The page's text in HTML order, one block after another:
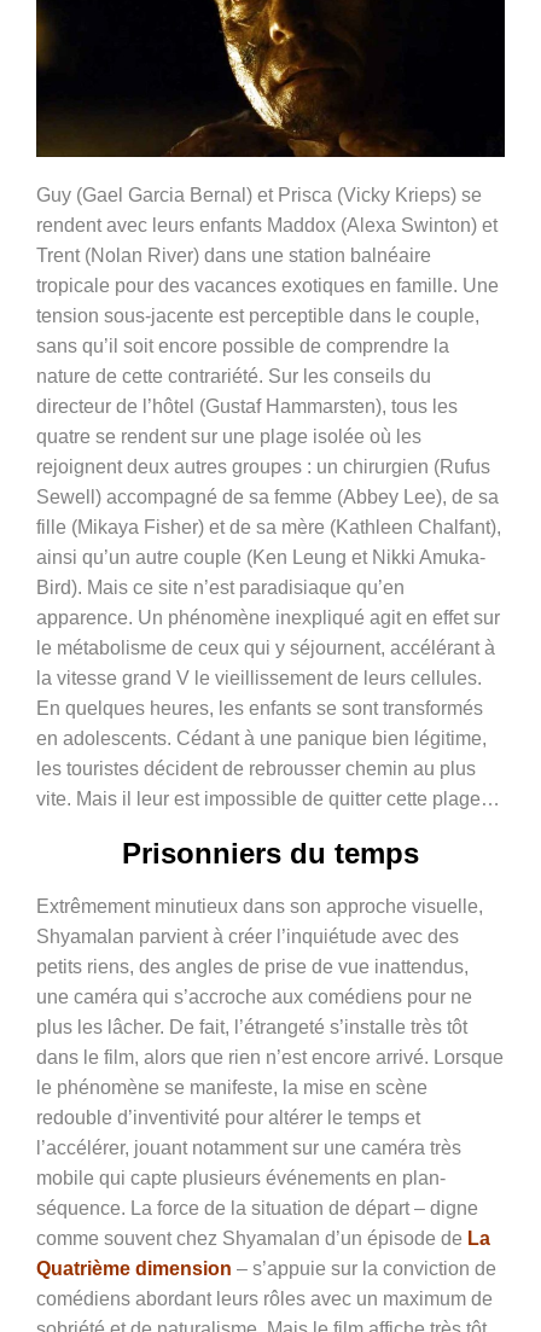
Guy (Gael Garcia Bernal) et Prisca (Vicky Krieps) se
rendent avec leurs enfants Maddox (Alexa Swinton) et
Trent (Nolan River) dans une station balnéaire
tropicale pour des vacances exotiques en famille. Une
tension sous-jacente est perceptible dans le couple,
sans qu’il soit encore possible de comprendre la
nature de cette contrariété. Sur les conseils du
directeur de l’hôtel (Gustaf Hammarsten), tous les
quatre se rendent sur une plage isolée où les
rejoignent deux autres groupes : un chirurgien (Rufus
Sewell) accompagné de sa femme (Abbey Lee), de sa
fille (Mikaya Fisher) et de sa mère (Kathleen Chalfant),
ainsi qu’un autre couple (Ken Leung et Nikki Amuka-
Bird). Mais ce site n’est paradisiaque qu’en
apparence. Un phénomène inexpliqué agit en effet sur
le métabolisme de ceux qui y séjournent, accélérant à
la vitesse grand V le vieillissement de leurs cellules.
En quelques heures, les enfants se sont transformés
en adolescents. Cédant à une panique bien légitime,
les touristes décident de rebrousser chemin au plus
vite. Mais il leur est impossible de quitter cette plage…
Prisonniers du temps
Extrêmement minutieux dans son approche visuelle,
Shyamalan parvient à créer l’inquiétude avec des
petits riens, des angles de prise de vue inattendus,
une caméra qui s’accroche aux comédiens pour ne
plus les lâcher. De fait, l’étrangeté s’installe très tôt
dans le film, alors que rien n’est encore arrivé. Lorsque
le phénomène se manifeste, la mise en scène
redouble d’inventivité pour altérer le temps et
l’accélérer, jouant notamment sur une caméra très
mobile qui capte plusieurs événements en plan-
séquence. La force de la situation de départ – digne
comme souvent chez Shyamalan d’un épisode de La
Quatrième dimension – s’appuie sur la conviction de
comédiens abordant leurs rôles avec un maximum de